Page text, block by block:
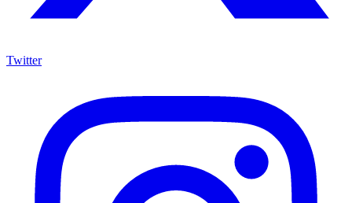
Twitter